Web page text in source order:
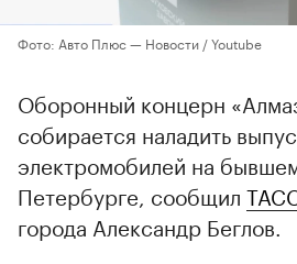
Фото: Авто Плюс — Новости / Youtube
Оборонный концерн
собирается наладить
электромобилей на
Петербурге, сообщил
города Александр Беглов.